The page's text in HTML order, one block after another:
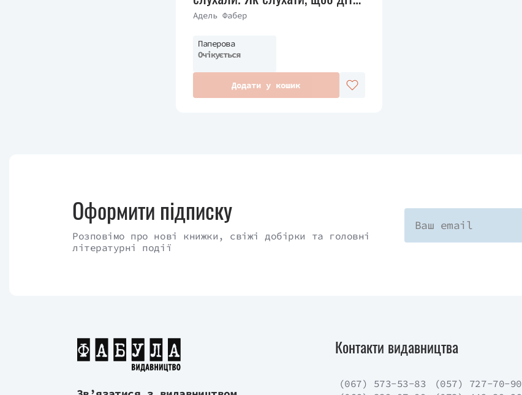
з нами говорили
Адель Фабер
Паперова
Очікується
Додати у кошик
Оформити підписку
Розповімо про нові книжки, свіжі добірки та головні
літературні події
Контакти видавництва
(067) 573-53-83
(057) 727-70-90